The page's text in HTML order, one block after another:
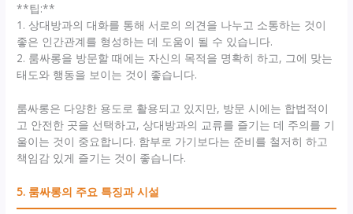
**팁:**
1. 상대방과의 대화를 통해 서로의 의견을 나누고 소통하는 것이
좋은 인간관계를 형성하는 데 도움이 될 수 있습니다.
2. 룸싸롱을 방문할 때에는 자신의 목적을 명확히 하고, 그에 맞는
태도와 행동을 보이는 것이 좋습니다.
룸싸롱은 다양한 용도로 활용되고 있지만, 방문 시에는 합법적이
고 안전한 곳을 선택하고, 상대방과의 교류를 즐기는 데 주의를 기
울이는 것이 중요합니다. 함부로 가기보다는 준비를 철저히 하고
책임감 있게 즐기는 것이 좋습니다.
5. 룸싸롱의 주요 특징과 시설